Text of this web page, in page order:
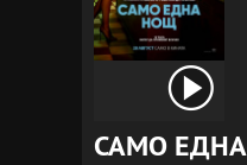
САМО